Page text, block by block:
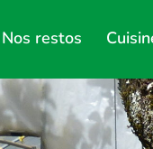
Nos restos